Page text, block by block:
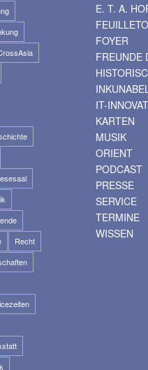
Recht
E. T. A.
FOYER
FREUNDE
IT-
KARTEN
MUSIK
ORIENT
PODCAST
PRESSE
SERVICE
TERMINE
WISSEN